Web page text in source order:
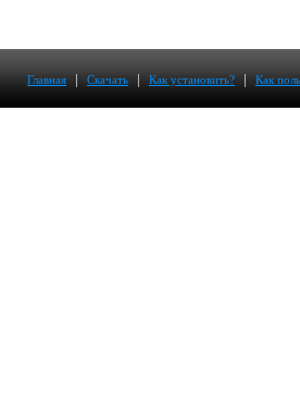
Главная | Скачать | Как установить? | Как